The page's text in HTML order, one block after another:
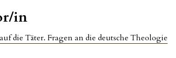
in
die Täter. Fragen an die deutsche Theologie